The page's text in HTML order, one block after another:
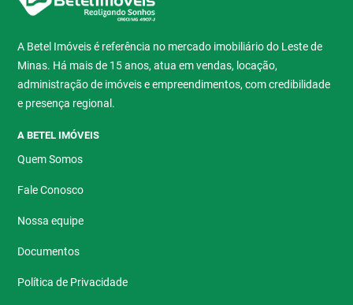
A Betel Imóveis é referência no mercado imobiliário do Leste de
Minas. Há mais de 15 anos, atua em vendas, locação,
administração de imóveis e empreendimentos, com credibilidade
e presença regional.
A BETEL IMÓVEIS
Quem Somos
Fale Conosco
Nossa equipe
Documentos
Política de Privacidade